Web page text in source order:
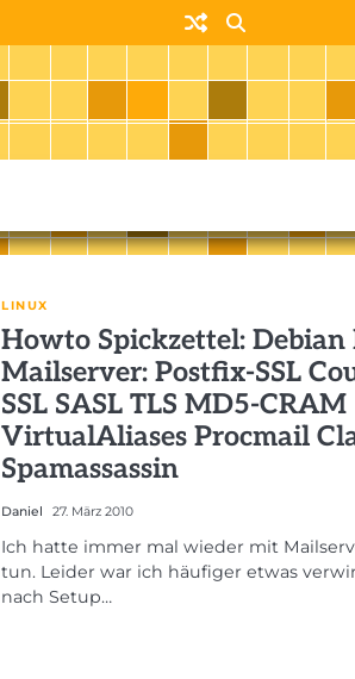
LINUX
Howto Spickzettel: Debian
Mailserver: Postfix-SSL
SSL SASL TLS MD5-CRAM
VirtualAliases Procmail
Spamassassin
Daniel 27. März 2010
Ich hatte immer mal wieder mit
tun. Leider war ich häufiger etwas
nach Setup…